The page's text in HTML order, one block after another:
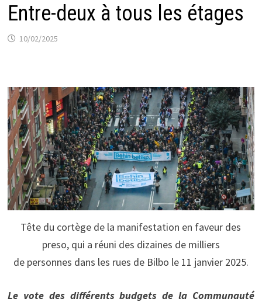
Entre-deux à tous les étages
10/02/2025
Tête du cortège de la manifestation en faveur des
preso, qui a réuni des dizaines de milliers
de personnes dans les rues de Bilbo le 11 janvier 2025.
Le vote des différents budgets de la Communauté